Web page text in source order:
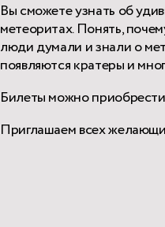
Вы сможете узнать об
метеоритах. Понять,
люди думали и знали о
появляются кратеры и
Билеты можно
Приглашаем всех